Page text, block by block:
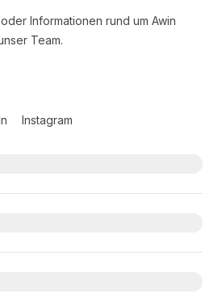
Informationen rund um Awin
Team.
Instagram